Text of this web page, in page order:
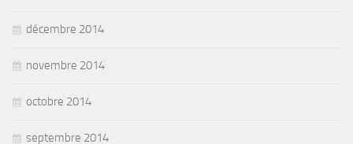
décembre 2014
novembre 2014
octobre 2014
septembre 2014